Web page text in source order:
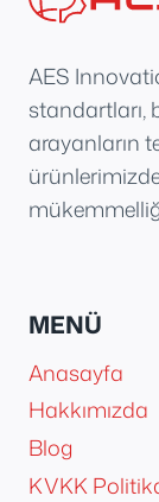
AES
standartları,
arayanların
MENÜ
Anasayfa
Hakkımızda
Blog
KVKK